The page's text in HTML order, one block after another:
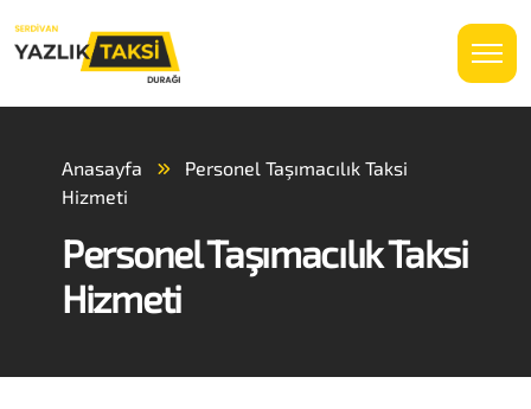
Anasayfa
Personel Taşımacılık Taksi
Hizmeti
Personel Taşımacılık Taksi
Hizmeti